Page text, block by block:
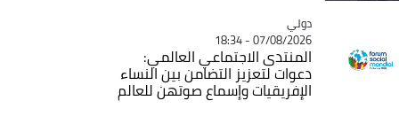
Catégorie
دولي
07/08/2026 - 18:34
المنتدى الاجتماعي العالمي:
دعوات لتعزيز التضامن بين النساء
الإفريقيات وإسماع صوتهن للعالم